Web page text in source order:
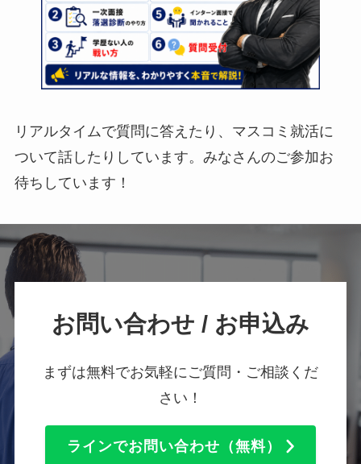
リアルタイムで質問に答えたり、マスコミ就活に
ついて話したりしています。みなさんのご参加お
待ちしています！
お問い合わせ / お申込み
まずは無料でお気軽にご質問・ご相談くだ
さい！
ラインでお問い合わせ（無料）